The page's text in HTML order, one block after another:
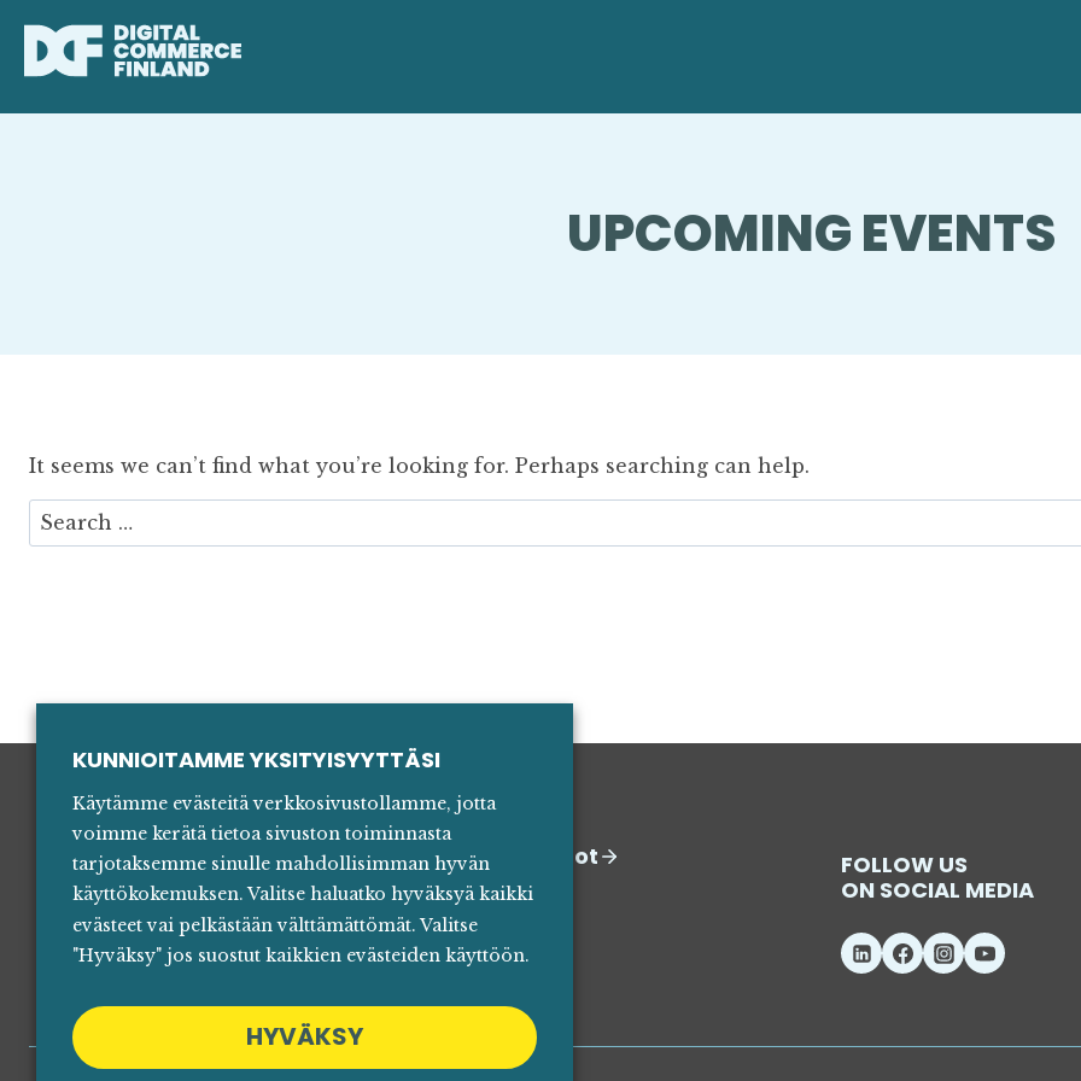
content
UPCOMING EVENTS
It seems we can’t find what you’re looking for. Perhaps searching can help.
Search
for:
Yhteystiedot
Medialle
FOLLOW US
ON SOCIAL MEDIA
KUNNIOITAMME YKSITYISYYTTÄSI
Käytämme evästeitä verkkosivustollamme, jotta
voimme kerätä tietoa sivuston toiminnasta
tarjotaksemme sinulle mahdollisimman hyvän
käyttökokemuksen. Valitse haluatko hyväksyä kaikki
evästeet vai pelkästään välttämättömät. Valitse
"Hyväksy" jos suostut kaikkien evästeiden käyttöön.
HYVÄKSY